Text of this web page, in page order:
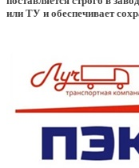
или ТУ и обеспечивает